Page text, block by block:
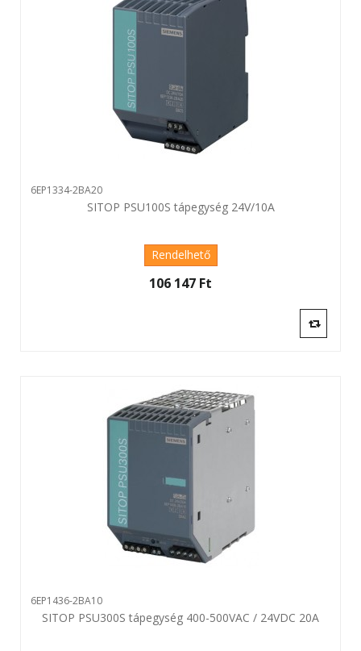
6EP1334-2BA20
SITOP PSU100S tápegység 24V/10A
Rendelhető
106 147 Ft‎
6EP1436-2BA10
SITOP PSU300S tápegység 400-500VAC / 24VDC 20A